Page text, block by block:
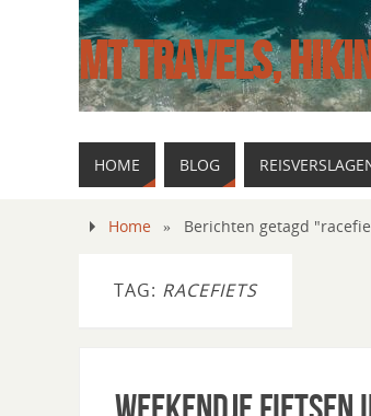
MT TRAVELS,
HOME BLOG
Home » Berichten getagd
TAG: RACEFIETS